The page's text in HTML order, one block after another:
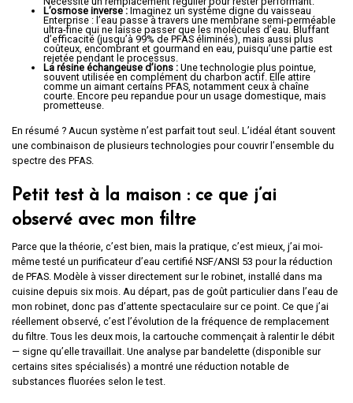
L’osmose inverse : Imaginez un système digne du vaisseau
Enterprise : l’eau passe à travers une membrane semi-perméable
ultra-fine qui ne laisse passer que les molécules d’eau. Bluffant
d’efficacité (jusqu’à 99% de PFAS éliminés), mais aussi plus
coûteux, encombrant et gourmand en eau, puisqu’une partie est
rejetée pendant le processus.
La résine échangeuse d’ions : Une technologie plus pointue,
souvent utilisée en complément du charbon actif. Elle attire
comme un aimant certains PFAS, notamment ceux à chaîne
courte. Encore peu repandue pour un usage domestique, mais
prometteuse.
En résumé ? Aucun système n’est parfait tout seul. L’idéal étant souvent
une combinaison de plusieurs technologies pour couvrir l’ensemble du
spectre des PFAS.
Petit test à la maison : ce que j’ai
observé avec mon filtre
Parce que la théorie, c’est bien, mais la pratique, c’est mieux, j’ai moi-
même testé un purificateur d’eau certifié NSF/ANSI 53 pour la réduction
de PFAS. Modèle à visser directement sur le robinet, installé dans ma
cuisine depuis six mois. Au départ, pas de goût particulier dans l’eau de
mon robinet, donc pas d’attente spectaculaire sur ce point. Ce que j’ai
réellement observé, c’est l’évolution de la fréquence de remplacement
du filtre. Tous les deux mois, la cartouche commençait à ralentir le débit
— signe qu’elle travaillait. Une analyse par bandelette (disponible sur
certains sites spécialisés) a montré une réduction notable de
substances fluorées selon le test.